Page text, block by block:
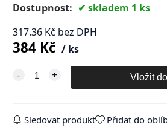
Dostupnost:
skladem 1 ks
317.36Kč bez DPH
384Kč ks
Sledovat produkt Přidat do